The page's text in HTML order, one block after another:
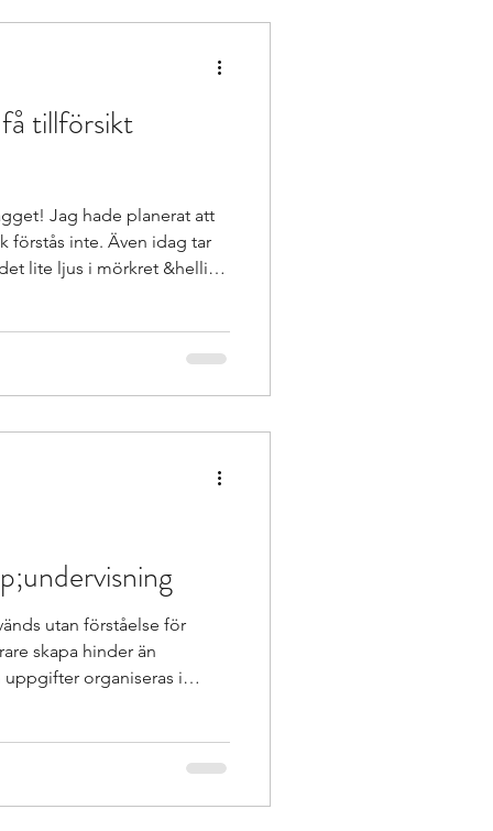
tillförsikt
Jag hade planerat att
förstås inte. Även idag tar
lite ljus i mörkret &hellip;
utan förståelse för
skapa hinder än
organiseras i
lärande organisation ger